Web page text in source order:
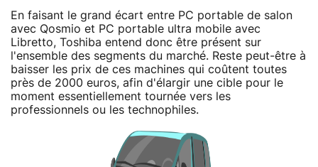
En faisant le grand écart entre PC portable de salon
avec Qosmio et PC portable ultra mobile avec
Libretto, Toshiba entend donc être présent sur
l'ensemble des segments du marché. Reste peut-être à
baisser les prix de ces machines qui coûtent toutes
près de 2000 euros, afin d'élargir une cible pour le
moment essentiellement tournée vers les
professionnels ou les technophiles.